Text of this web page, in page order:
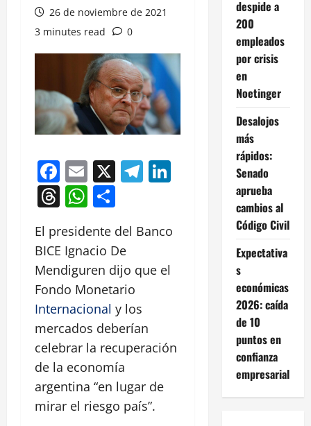
26 de noviembre de 2021
3 minutes read
0
Facebook
Email
X Telegram
LinkedIn
Threads
WhatsApp
El presidente del Banco
BICE Ignacio De
Mendiguren dijo que el
Fondo Monetario
Internacional y los
mercados deberían
celebrar la recuperación
de la economía
argentina “en lugar de
mirar el riesgo país”.
despide a
200
empleados
por crisis
en
Noetinger
Desalojos
más
rápidos:
Senado
aprueba
cambios al
Código Civil
Expectativa
s
económicas
2026: caída
de 10
puntos en
confianza
empresarial